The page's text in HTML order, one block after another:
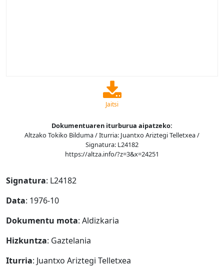
Jaitsi
Dokumentuaren iturburua aipatzeko:
Altzako Tokiko Bilduma / Iturria: Juantxo Ariztegi Telletxea /
Signatura: L24182
https://altza.info/?z=3&x=24251
Signatura: L24182
Data: 1976-10
Dokumentu mota: Aldizkaria
Hizkuntza: Gaztelania
Iturria: Juantxo Ariztegi Telletxea